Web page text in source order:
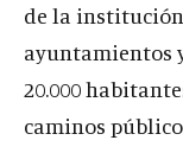
de la
ayuntamientos
20.000
caminos